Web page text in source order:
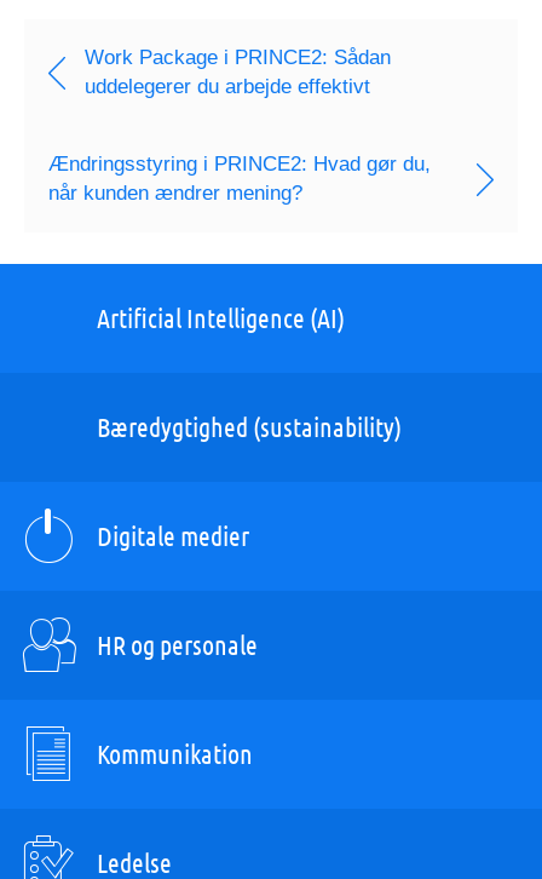
Work Package i PRINCE2: Sådan
uddelegerer du arbejde effektivt
Ændringsstyring i PRINCE2: Hvad gør du,
når kunden ændrer mening?
Artificial Intelligence (AI)
Bæredygtighed (sustainability)
Digitale medier
HR og personale
Kommunikation
Ledelse